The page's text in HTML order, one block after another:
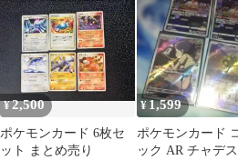
¥2,500
ポケモンカード 6枚セ
ット まとめ売り
¥1,599
ポケモンカード
ック AR チャデ